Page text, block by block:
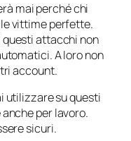
mai perché chi
le vittime perfette.
questi attacchi non
A loro non
account.
utilizzare su questi
per lavoro.
sicuri.